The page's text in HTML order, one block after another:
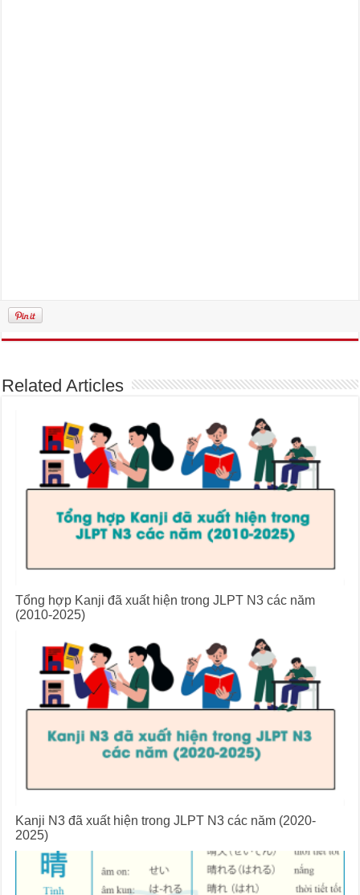
Related Articles
Tổng hợp Kanji đã xuất hiện trong JLPT N3 các năm
(2010-2025)
Kanji N3 đã xuất hiện trong JLPT N3 các năm (2020-
2025)